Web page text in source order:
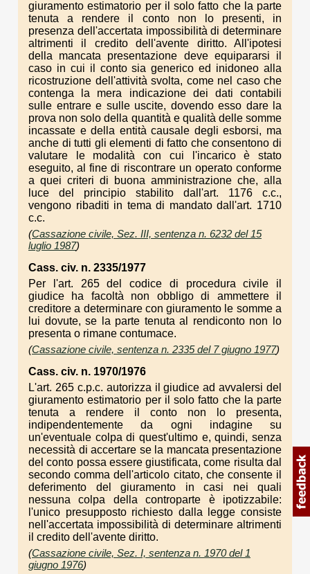
giuramento estimatorio per il solo fatto che la parte
tenuta a rendere il conto non lo presenti, in
presenza dell'accertata impossibilità di determinare
altrimenti il credito dell'avente diritto. All'ipotesi
della mancata presentazione deve equipararsi il
caso in cui il conto sia generico ed inidoneo alla
ricostruzione dell'attività svolta, come nel caso che
contenga la mera indicazione dei dati contabili
sulle entrare e sulle uscite, dovendo esso dare la
prova non solo della quantità e qualità delle somme
incassate e della entità causale degli esborsi, ma
anche di tutti gli elementi di fatto che consentono di
valutare le modalità con cui l'incarico è stato
eseguito, al fine di riscontrare un operato conforme
a quei criteri di buona amministrazione che, alla
luce del principio stabilito dall'art. 1176 c.c.,
vengono ribaditi in tema di mandato dall'art. 1710
c.c.
(Cassazione civile, Sez. III, sentenza n. 6232 del 15
luglio 1987)
Cass. civ. n. 2335/1977
Per l'art. 265 del codice di procedura civile il
giudice ha facoltà non obbligo di ammettere il
creditore a determinare con giuramento le somme a
lui dovute, se la parte tenuta al rendiconto non lo
presenta o rimane contumace.
(Cassazione civile, sentenza n. 2335 del 7 giugno 1977)
Cass. civ. n. 1970/1976
L'art. 265 c.p.c. autorizza il giudice ad avvalersi del
giuramento estimatorio per il solo fatto che la parte
tenuta a rendere il conto non lo presenta,
indipendentemente da ogni indagine su
un'eventuale colpa di quest'ultimo e, quindi, senza
necessità di accertare se la mancata presentazione
del conto possa essere giustificata, come risulta dal
secondo comma dell'articolo citato, che consente il
deferimento del giuramento in casi nei quali
nessuna colpa della controparte è ipotizzabile:
l'unico presupposto richiesto dalla legge consiste
nell'accertata impossibilità di determinare altrimenti
il credito dell'avente diritto.
(Cassazione civile, Sez. I, sentenza n. 1970 del 1
giugno 1976)